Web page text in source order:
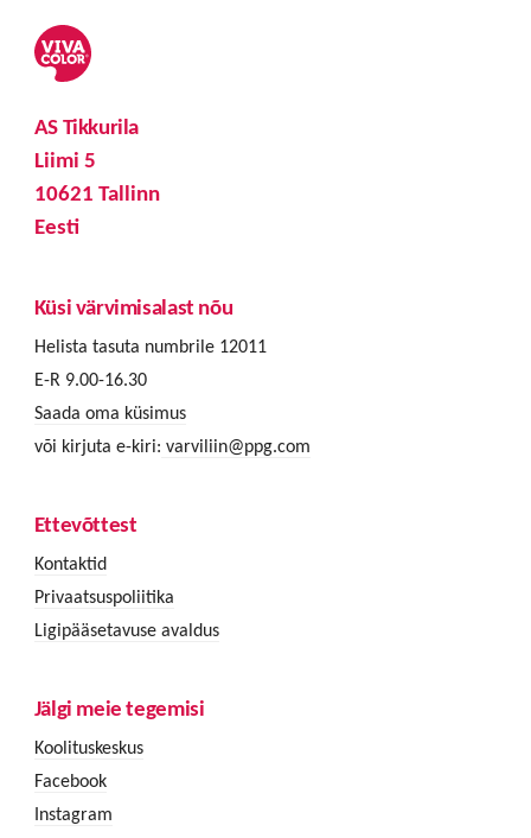
AS Tikkurila
Liimi 5
10621 Tallinn
Eesti
Küsi värvimisalast nõu
Helista tasuta numbrile 12011
E-R 9.00-16.30
Saada oma küsimus
või kirjuta e-kiri: varviliin@ppg.com
Ettevõttest
Kontaktid
Privaatsuspoliitika
Ligipääsetavuse avaldus
Jälgi meie tegemisi
Koolituskeskus
Facebook
Instagram